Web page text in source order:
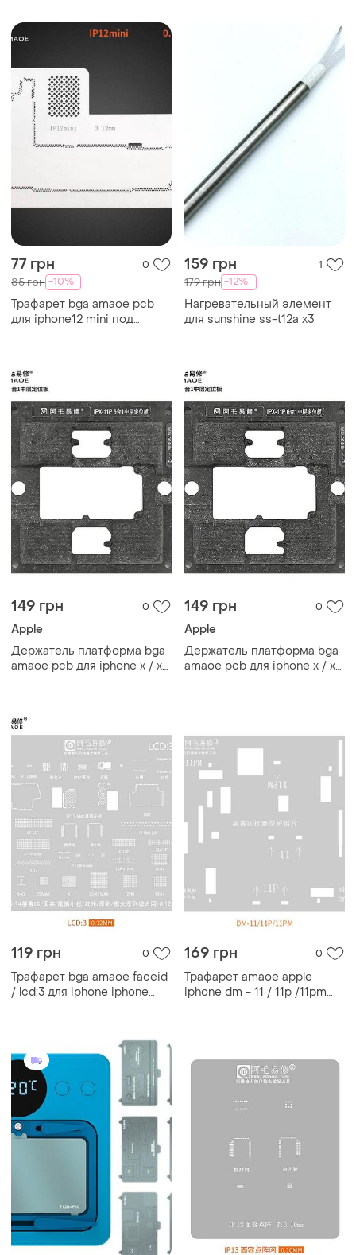
77 грн 0
85 грн -10%
Трафарет bga amaoe pcb
для iphone12 mini под
159 грн 1
179 грн -12%
Нагревательный элемент
для sunshine ss-t12a x3
149 грн 0
Apple
Держатель платформа bga
amaoe pcb для iphone x / xs
149 грн 0
Apple
Держатель платформа bga
amaoe pcb для iphone x / xs
119 грн 0
Трафарет bga amaoe faceid
/ lcd:3 для iphone iphone
169 грн 0
Трафарет amaoe apple
iphone dm - 11 / 11p /11pm